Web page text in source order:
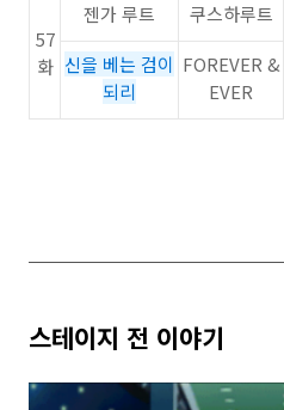
57
화
젠가 루트 쿠스하루트
신을 베는 검이
되리
FOREVER &
EVER
스테이지 전 이야기